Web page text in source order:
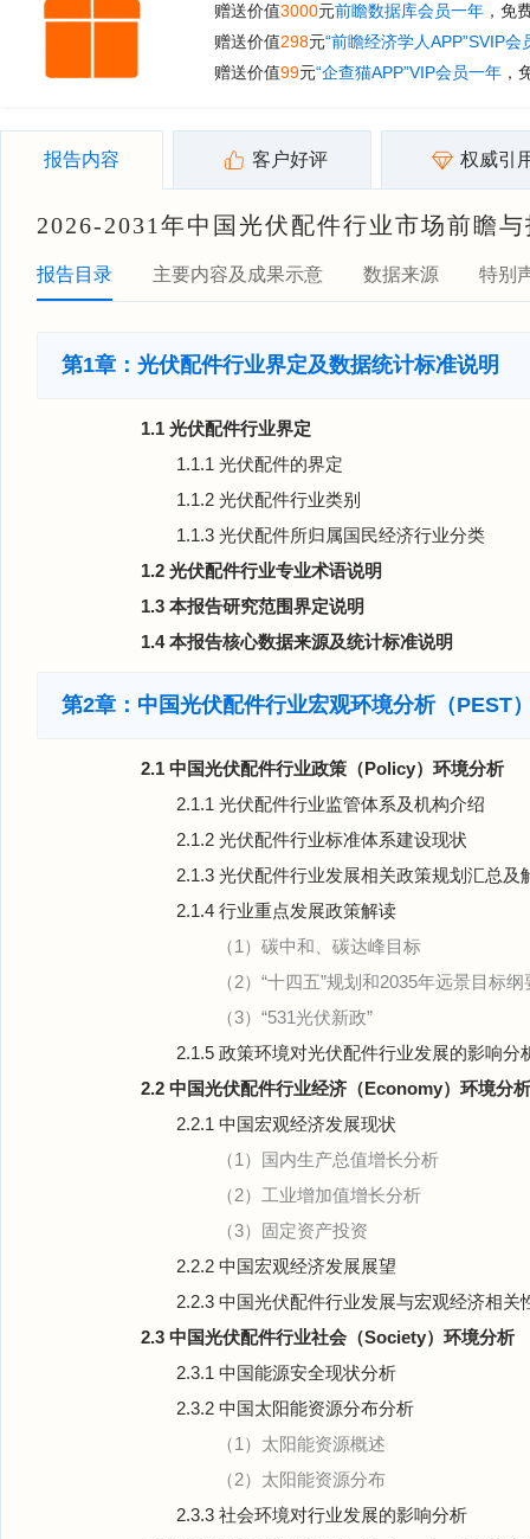
赠送价值3000元前瞻数据库会员一年，免
赠送价值298元“前瞻经济学人APP”SVIP会
赠送价值99元“企查猫APP”VIP会员一年，
报告内容 客户好评 权威引
2026-2031年中国光伏配件行业市场前瞻
报告目录 主要内容及成果示意 数据来源 特别
第1章：光伏配件行业界定及数据统计标准说明
1.1 光伏配件行业界定
1.1.1 光伏配件的界定
1.1.2 光伏配件行业类别
1.1.3 光伏配件所归属国民经济行业分类
1.2 光伏配件行业专业术语说明
1.3 本报告研究范围界定说明
1.4 本报告核心数据来源及统计标准说明
第2章：中国光伏配件行业宏观环境分析（PEST
2.1 中国光伏配件行业政策（Policy）环境分析
2.1.1 光伏配件行业监管体系及机构介绍
2.1.2 光伏配件行业标准体系建设现状
2.1.3 光伏配件行业发展相关政策规划汇总及
2.1.4 行业重点发展政策解读
（1）碳中和、碳达峰目标
（2）“十四五”规划和2035年远景目标纲
（3）“531光伏新政”
2.1.5 政策环境对光伏配件行业发展的影响分
2.2 中国光伏配件行业经济（Economy）环境分析
2.2.1 中国宏观经济发展现状
（1）国内生产总值增长分析
（2）工业增加值增长分析
（3）固定资产投资
2.2.2 中国宏观经济发展展望
2.2.3 中国光伏配件行业发展与宏观经济相关
2.3 中国光伏配件行业社会（Society）环境分析
2.3.1 中国能源安全现状分析
2.3.2 中国太阳能资源分布分析
（1）太阳能资源概述
（2）太阳能资源分布
2.3.3 社会环境对行业发展的影响分析